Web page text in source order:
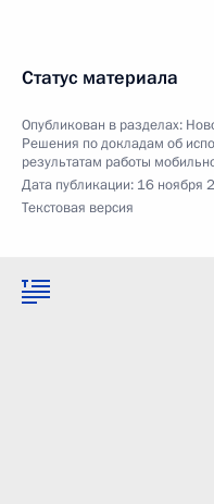
Статус материала
Опубликован в разделах:
Решения по докладам об
результатам работы
Дата публикации: 16 ноября
Текстовая версия